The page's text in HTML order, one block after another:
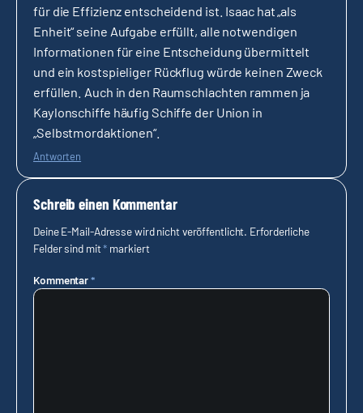
für die Effizienz entscheidend ist. Isaac hat „als
Enheit“ seine Aufgabe erfüllt, alle notwendigen
Informationen für eine Entscheidung übermittelt
und ein kostspieliger Rückflug würde keinen Zweck
erfüllen. Auch in den Raumschlachten rammen ja
Kaylonschiffe häufig Schiffe der Union in
„Selbstmordaktionen“.
Antworten
Schreib einen Kommentar
Deine E-Mail-Adresse wird nicht veröffentlicht. Erforderliche
Felder sind mit* markiert
Kommentar*